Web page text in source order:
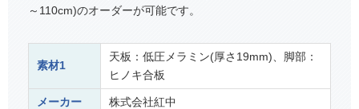
～110cm)のオーダーが可能です。
素材1
天板：低圧メラミン(厚さ19mm)、脚部：
ヒノキ合板
メーカー 株式会社紅中